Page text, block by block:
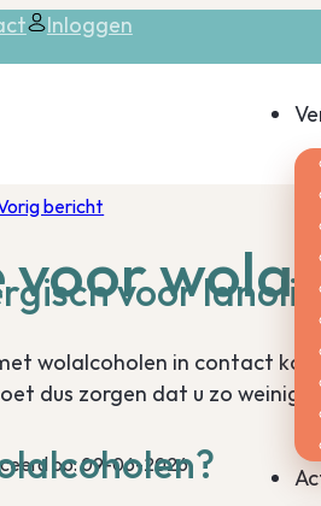
Inloggen
op: 09-06-2026
voor
wolalcoholen in contact
dus zorgen dat u zo weinig
bericht